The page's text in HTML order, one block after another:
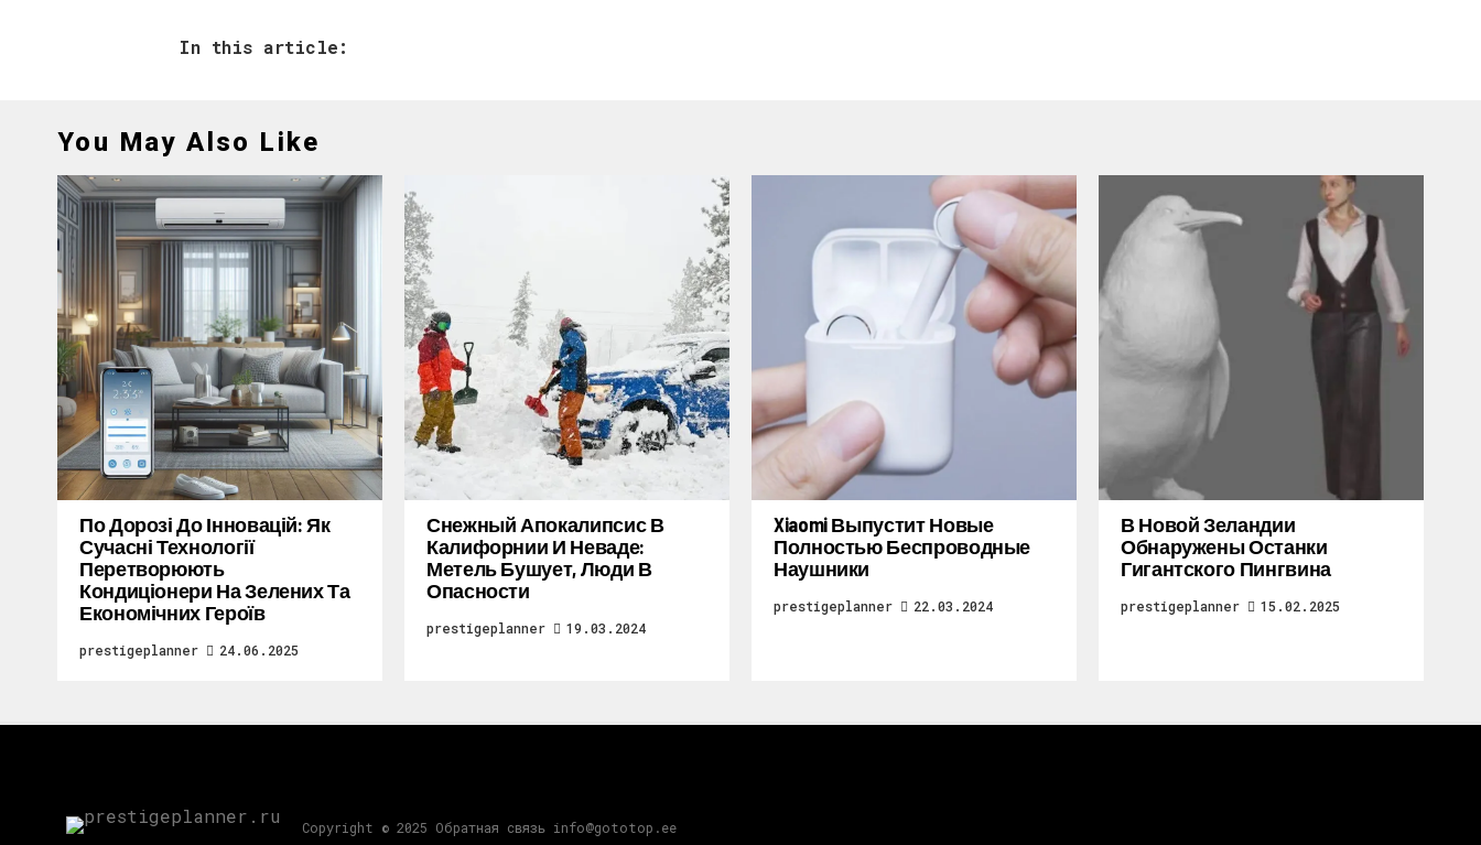
In this article:
You May Also Like
По Дорозі До Інновацій: Як
Сучасні Технології
Перетворюють
Кондиціонери На Зелених Та
Економічних Героїв
prestigeplanner 24.06.2025
Снежный Апокалипсис В
Калифорнии И Неваде:
Метель Бушует, Люди В
Опасности
prestigeplanner 19.03.2024
Xiaomi Выпустит Новые
Полностью Беспроводные
Наушники
prestigeplanner 22.03.2024
В Новой Зеландии
Обнаружены Останки
Гигантского Пингвина
prestigeplanner 15.02.2025
Copyright © 2025 Обратная связь info@gototop.ee